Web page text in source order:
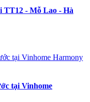
TT12 - Mỗ Lao - Hà
tại Vinhome